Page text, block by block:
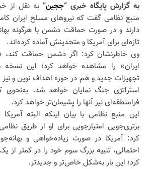
به گزارش پایگاه خبری “ججین” به نقل از
منبع نظامی گفت که نیروهای مسلح ایران
دارند و در صورت حماقت دشمن با هرگونه
تازه‌ای برای آمریکا و متحدینش آماده کرده‌اند.
وی خاطرنشان کرد: اگر دشمن حماقت کند،
ایران» را مشاهده خواهد کرد؛ این
تجهیزات جدید و هم در حوزه اهداف نوین و نیز
استراتژی جنگ نمایان خواهد شد،
فرامنطقه‌ای نیز آنها را پشیمان‌تر خواهد کرد.
این منبع نظامی با بیان اینکه البته
برتری‌جویی امتیازجویی برای او از طریق
کرد: آمریکا در صورت زیاده‌خواهی و
احتمالی، تنبیه بزرگ سوم خود را در کمتر از
کرد؛ این بار به‌شکل خاص‌تر و جدیدتر.